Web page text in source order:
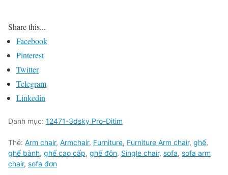
Share this...
Facebook
Pinterest
Twitter
Telegram
Linkedin
Danh mục: 12471-3dsky Pro-Ditim
Thẻ: Arm chair, Armchair, Furniture, Furniture Arm chair, ghế,
ghế bành, ghế cao cấp, ghế đôn, Single chair, sofa, sofa arm
chair, sofa đơn